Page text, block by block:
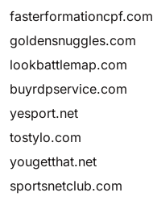
fasterformationcpf.com
goldensnuggles.com
lookbattlemap.com
buyrdpservice.com
yesport.net
tostylo.com
yougetthat.net
sportsnetclub.com